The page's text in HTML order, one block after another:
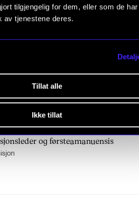
tilgjengelig for dem, eller som de
av tjenestene deres.
Tillat alle
Ikke tillat
Nymoen Dorg,
,
og førsteamanuensis